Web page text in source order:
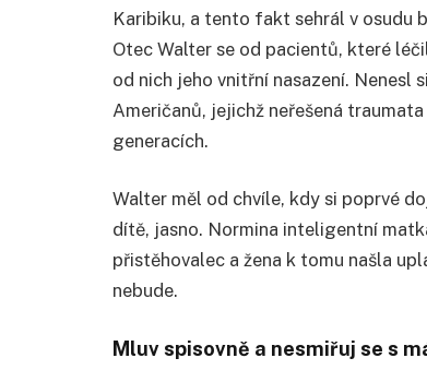
Karibiku, a tento fakt sehrál v osudu
Otec Walter se od pacientů, které
od nich jeho vnitřní nasazení. Nenesl
Američanů, jejichž neřešená
generacích.
Walter měl od chvíle, kdy si poprvé
dítě, jasno. Normina inteligentní
přistěhovalec a žena k tomu našla
nebude.
Mluv spisovně a nesmiřuj se s